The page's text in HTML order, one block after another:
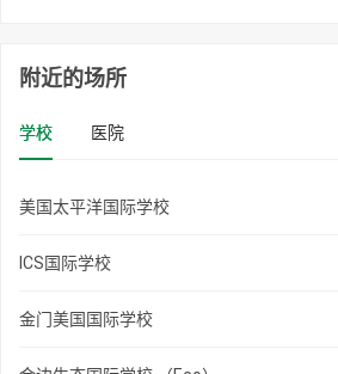
附近的场所
学校 医院
美国太平洋国际学校
ICS国际学校
金门美国国际学校